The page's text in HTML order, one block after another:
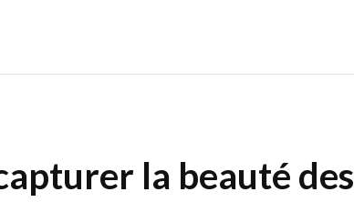
la beauté des